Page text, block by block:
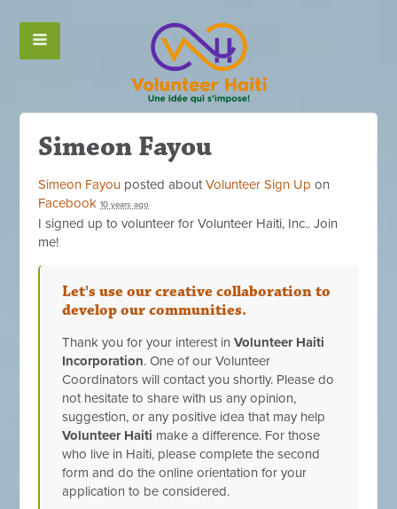
Simeon Fayou
Simeon Fayou posted aboutVolunteer Sign Up on
Facebook 10 years ago
I signed up to volunteer for Volunteer Haiti, Inc.. Join
me!
Let's use our creative collaboration to
develop our communities.
Thank you for your interest inVolunteer Haiti
Incorporation. One of our Volunteer
Coordinators will contact you shortly. Please do
not hesitate to share with us any opinion,
suggestion, or any positive idea that may help
Volunteer Haiti make a difference. For those
who live in Haiti, please complete the second
form and do the online orientation for your
application to be considered.